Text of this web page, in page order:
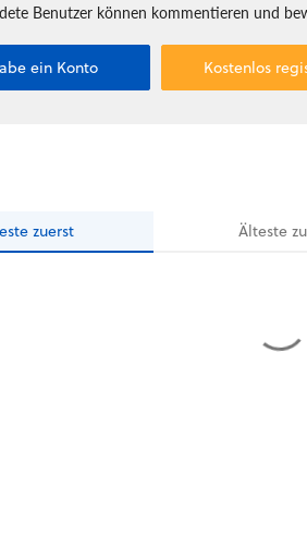
Benutzer können kommentieren und
ein Konto Kostenlos
zuerst Älteste